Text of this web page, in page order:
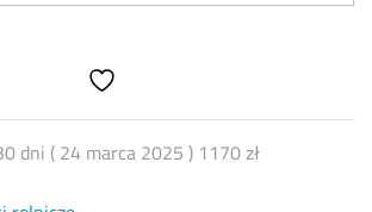
dni (24 marca 2025) 1170zł